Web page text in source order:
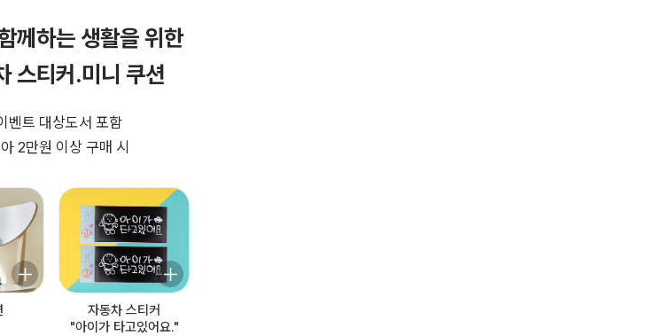
께하는 생활을 위한
스티커.미니 쿠션
벤트 대상도서 포함
2만원 이상 구매 시
자동차 스티커
"아이가 타고있어요."